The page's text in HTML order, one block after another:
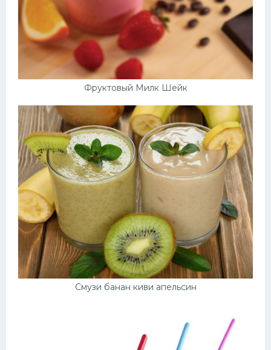
Фруктовый Милк Шейк
Смузи банан киви апельсин